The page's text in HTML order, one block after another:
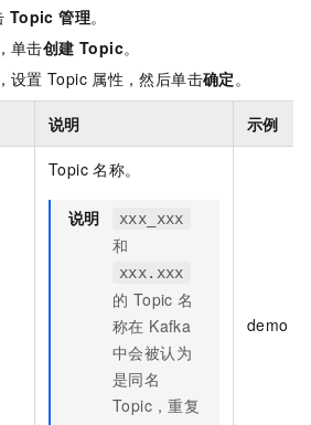
Topic 管理。
单击创建 Topic。
设置 Topic 属性，然后单击确定。
说明 示例
Topic 名称。
说明 xxx_xxx
和
xxx.xxx
的 Topic 名
称在 Kafka
中会被认为
是同名
Topic，重复
demo